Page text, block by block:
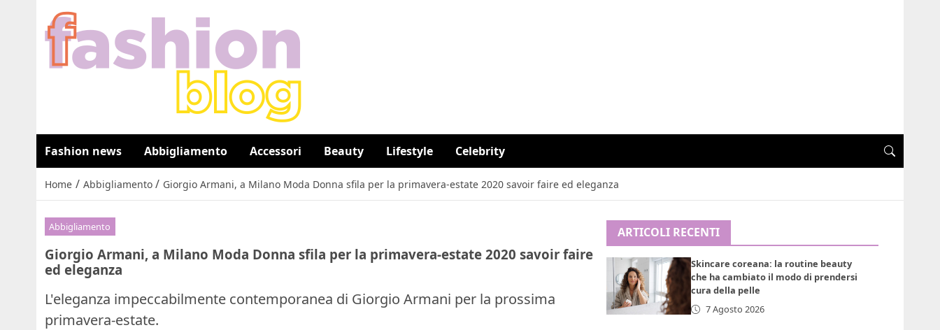
Fashion news Abbigliamento Accessori Beauty Lifestyle Celebrity
Home / Abbigliamento / Giorgio Armani, a Milano Moda Donna sfila per la primavera-estate 2020 savoir faire ed eleganza
Abbigliamento
Giorgio Armani, a Milano Moda Donna sfila per la primavera-estate 2020 savoir faire
ed eleganza
L'eleganza impeccabilmente contemporanea di Giorgio Armani per la prossima
primavera-estate.
ARTICOLI RECENTI
Skincare coreana: la routine beauty
che ha cambiato il modo di prendersi
cura della pelle
7 Agosto 2026